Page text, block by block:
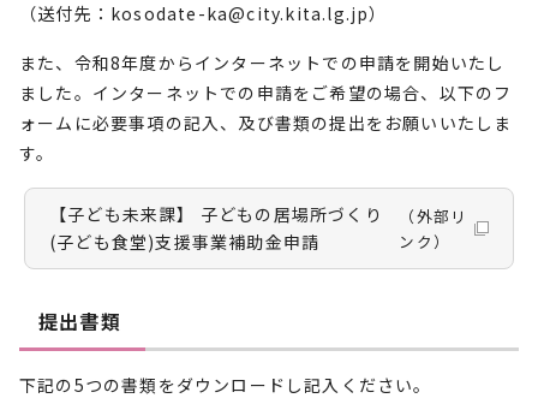
（送付先：kosodate-ka@city.kita.lg.jp）
また、令和8年度からインターネットでの申請を開始いたし
ました。インターネットでの申請をご希望の場合、以下のフ
ォームに必要事項の記入、及び書類の提出をお願いいたしま
す。
【子ども未来課】 子どもの居場所づくり
(子ども食堂)支援事業補助金申請
（外部リ
ンク）
提出書類
下記の5つの書類をダウンロードし記入ください。